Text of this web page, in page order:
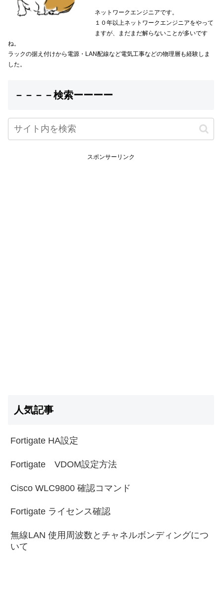
ネットワークエンジニアです。
１０年以上ネットワークエンジニアをやって
ますが、まだまだ解らないことが多いです
ね。
ラックの据え付けから電源・LAN配線など電気工事などの物理層も経験しま
した。
－－－－検索ーーーー
スポンサーリンク
人気記事
Fortigate HA設定
Fortigate VDOM設定方法
Cisco WLC9800 確認コマンド
Fortigate ライセンス確認
無線LAN 使用周波数とチャネルボンディングにつ
いて